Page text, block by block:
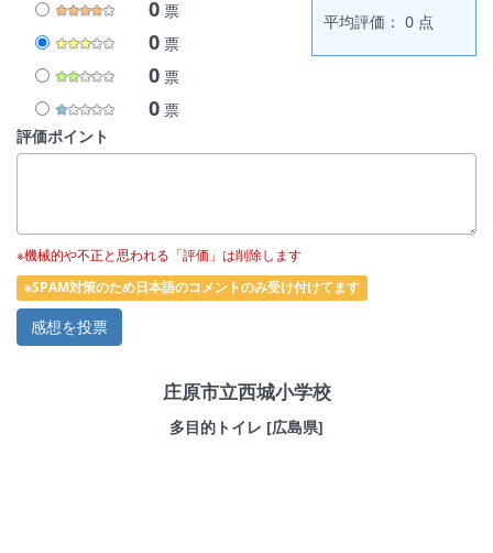
0 票
0 票
0 票
0 票
平均評価： 0 点
評価ポイント
※機械的や不正と思われる「評価」は削除します
※SPAM対策のため日本語のコメントのみ受け付けてます
庄原市立西城小学校
多目的トイレ [広島県]